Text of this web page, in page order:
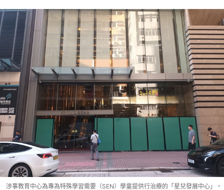
涉事教育中心為專為特殊學習需要（SEN）學童提供行治療的「星兒發展中心」，